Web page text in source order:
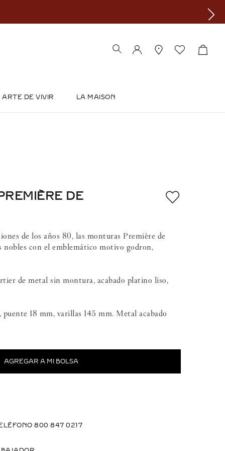
ARTE DE VIVIR LA MAISON
DE
de los años 80, las monturas Première de
con el emblemático motivo godron,
de metal sin montura, acabado platino liso,
18 mm, varillas 145 mm. Metal acabado
800 847 0217